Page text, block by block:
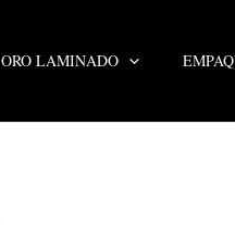
ORO LAMINADO